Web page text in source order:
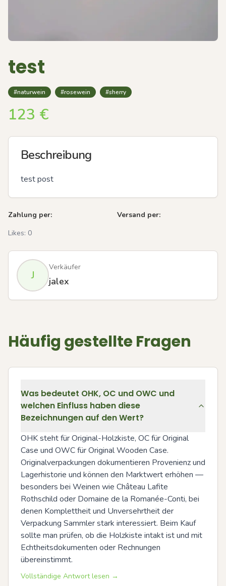
test
#naturwein #rosewein #sherry
123 €
Beschreibung
test post
Zahlung per:
Versand per:
Likes: 0
J
Verkäufer
jalex
Häufig gestellte Fragen
Was bedeutet OHK, OC und OWC und
welchen Einfluss haben diese
Bezeichnungen auf den Wert?
OHK steht für Original-Holzkiste, OC für Original
Case und OWC für Original Wooden Case.
Originalverpackungen dokumentieren Provenienz und
Lagerhistorie und können den Marktwert erhöhen —
besonders bei Weinen wie Château Lafite
Rothschild oder Domaine de la Romanée-Conti, bei
denen Komplettheit und Unversehrtheit der
Verpackung Sammler stark interessiert. Beim Kauf
sollte man prüfen, ob die Holzkiste intakt ist und mit
Echtheitsdokumenten oder Rechnungen
übereinstimmt.
Vollständige Antwort lesen →